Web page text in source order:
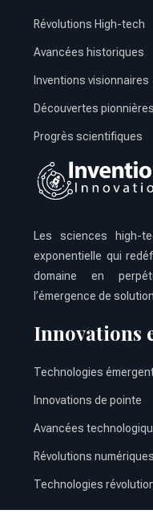
Révolutions High-tech
Avancées historiques
Inventions visionnaires
Découvertes pionnières
Progrès scientifiques
Les sciences high-
exponentielle qui
domaine en
l’émergence de
Innovations
Technologies
Innovations de pointe
Avancées
Révolutions numériques
Technologies